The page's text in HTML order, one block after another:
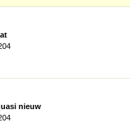
nieuw